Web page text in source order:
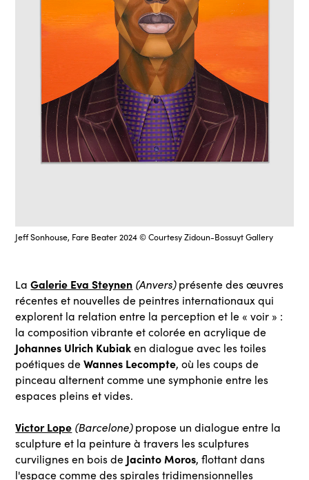
Jeff Sonhouse, Fare Beater 2024 © Courtesy Zidoun-Bossuyt Gallery
LaGalerie Eva Steynen (Anvers)présente des œuvres
récentes et nouvelles de peintres internationaux qui
explorent la relation entre la perception et le « voir » :
la composition vibrante et colorée en acrylique de
Johannes Ulrich Kubiaken dialogue avec les toiles
poétiques deWannes Lecompte, où les coups de
pinceau alternent comme une symphonie entre les
espaces pleins et vides.
Victor Lope (Barcelone)propose un dialogue entre la
sculpture et la peinture à travers les sculptures
curvilignes en bois de Jacinto Moros, flottant dans
l'espace comme des spirales tridimensionnelles